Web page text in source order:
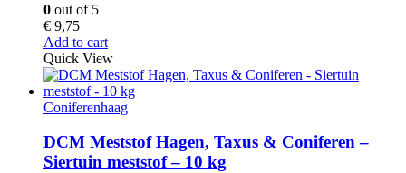
0 out of 5
€ 9,75
Add to cart
Quick View
Coniferenhaag
DCM Meststof Hagen, Taxus & Coniferen –
Siertuin meststof – 10 kg